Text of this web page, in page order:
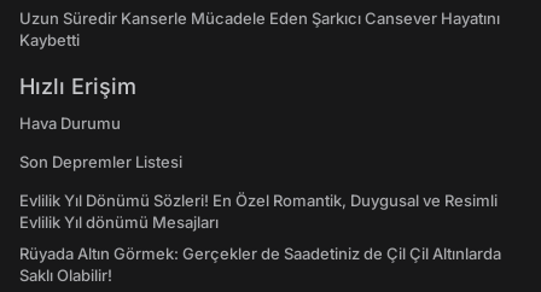
Uzun Süredir Kanserle Mücadele Eden Şarkıcı Cansever Hayatını
Kaybetti
Hızlı Erişim
Hava Durumu
Son Depremler Listesi
Evlilik Yıl Dönümü Sözleri! En Özel Romantik, Duygusal ve Resimli
Evlilik Yıl dönümü Mesajları
Rüyada Altın Görmek: Gerçekler de Saadetiniz de Çil Çil Altınlarda
Saklı Olabilir!